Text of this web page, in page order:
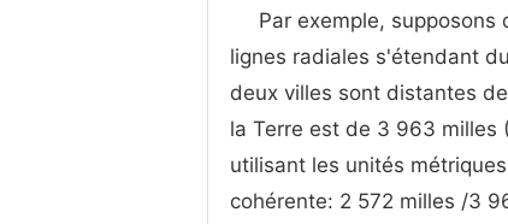
Par exemple,
lignes radiales s'étendant
deux villes sont distantes
la Terre est de 3 963 milles
utilisant les unités
cohérente: 2 572 milles /3